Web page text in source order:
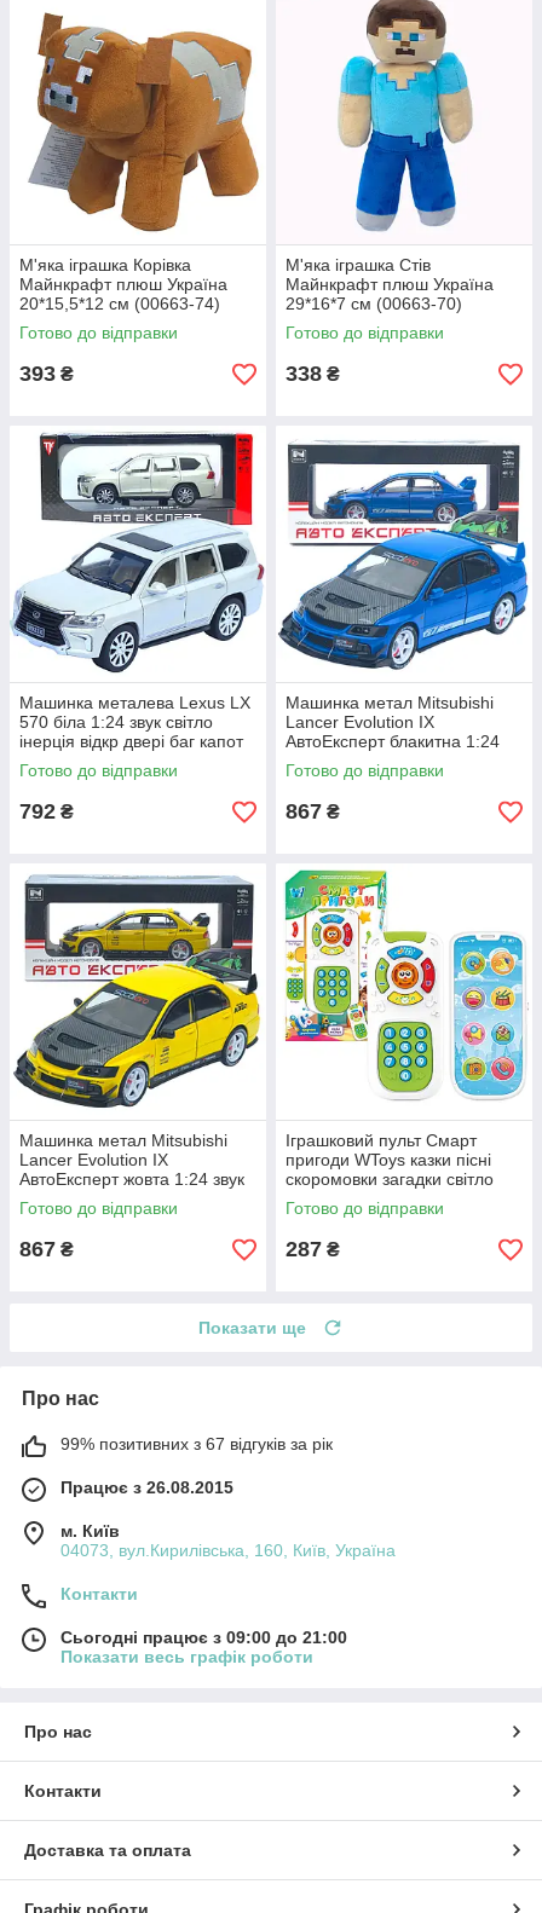
М'яка іграшка Корівка
Майнкрафт плюш Україна
20*15,5*12 см (00663-74)
Готово до відправки
393 ₴
М'яка іграшка Стів
Майнкрафт плюш Україна
29*16*7 см (00663-70)
Готово до відправки
338 ₴
Машинка металева Lexus LX
570 біла 1:24 звук світло
інерція відкр двері баг капот
20*8*7,5 см (RS-42075)
Готово до відправки
792 ₴
Машинка метал Mitsubishi
Lancer Evolution IX
АвтоЕксперт блакитна 1:24
звук світло 21*8*7 см (G8119-
55)
Готово до відправки
867 ₴
Машинка метал Mitsubishi
Lancer Evolution IX
АвтоЕксперт жовта 1:24 звук
світло 21*8*7 см (G8119-55)
Готово до відправки
867 ₴
Іграшковий пульт Смарт
пригоди WToys казки пісні
скоромовки загадки світло
укр мова 15,5*7*2,5 см
(31645)
Готово до відправки
287 ₴
Показати ще
Про нас
99% позитивних з 67 відгуків за рік
Працює з 26.08.2015
м. Київ
04073, вул.Кирилівська, 160, Київ, Україна
Контакти
Сьогодні працює з 09:00 до 21:00
Показати весь графік роботи
Про нас
Контакти
Доставка та оплата